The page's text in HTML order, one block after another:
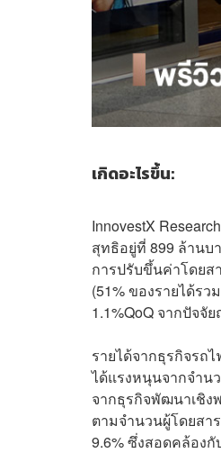
เกิดอะไรขึ้น:
InnovestX
สุทธิอยู่ที่ 899 ล้านบ
การปรับขึ้นค่าโดยส
(51% ของรายได้ร
1.1%QoQ จากปัจจั
รายได้จากธุรกิจรถ
ได้แรงหนุนจากจำน
จากธุรกิจพัฒนาเชิง
ตามจำนวนผู้โดยสา
9.6% ซึ่งสอดคล้อง